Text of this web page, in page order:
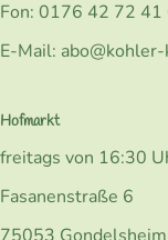
Fon: 0176 42 72 41
E-Mail:
Hofmarkt
freitags von 16:30
Fasanenstraße 6